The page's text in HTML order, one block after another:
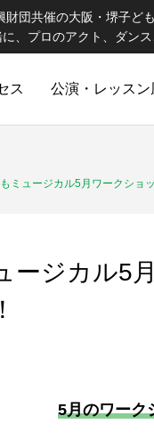
団共催の大阪・堺子
、プロのアクト、ダン
ス 公演・レッスン
ミュージカル5月ワークショ
ージカル5
5月のワーク